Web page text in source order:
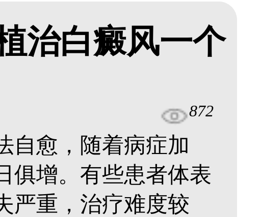
治白癜风一个
872
自愈，随着病症加
俱增。有些患者体表
严重，治疗难度较